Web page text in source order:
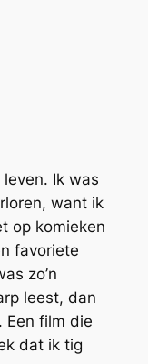
Ik was
want ik
op komieken
favoriete
zo’n
leest, dan
Een film die
dat ik tig